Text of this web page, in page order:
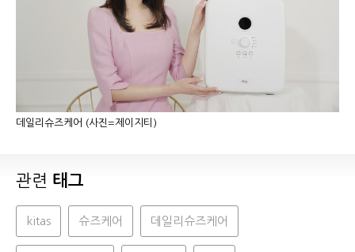
데일리슈즈케어 (사진=제이지티)
관련 태그
kitas 슈즈케어 데일리슈즈케어